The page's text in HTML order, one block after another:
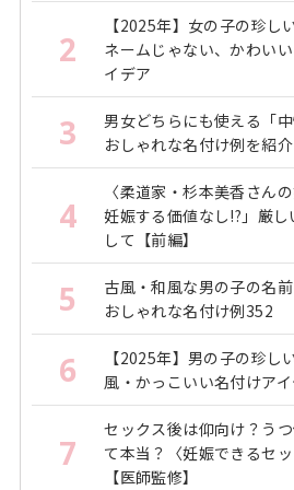
2
【2025年】女の子の珍し
ネームじゃない、かわい
イデア
3
男女どちらにも使える「
おしゃれな名付け例を紹介
4
〈柔道家・杉本美香さん
妊娠する価値なし!?」厳
して【前編】
5
古風・和風な男の子の名
おしゃれな名付け例352
6
【2025年】男の子の珍し
風・かっこいい名付けア
7
セックス後は仰向け？う
て本当？〈妊娠できるセ
【医師監修】